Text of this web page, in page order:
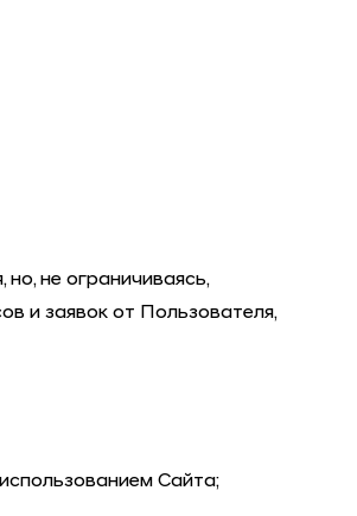
не ограничиваясь,
и заявок от Пользователя,
Сайта;